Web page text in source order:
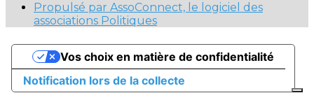
Propulsé par AssoConnect, le logiciel des
associations Politiques
Notification lors de la collecte
Vos choix en matière de confidentialité